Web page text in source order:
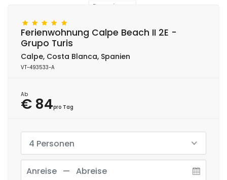
Reservierung
Ferienwohnung Calpe Beach II 2E -
Grupo Turis
Calpe, Costa Blanca, Spanien
VT-493533-A
Ab
€ 84pro Tag
4 Personen